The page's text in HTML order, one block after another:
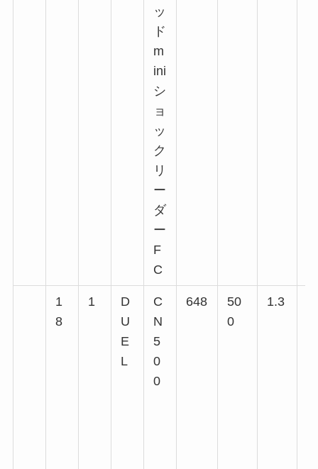
ッ
ド
m
ini
シ
ョ
ッ
ク
リ
ー
ダ
ー
F
C
1
8
1
D
U
E
L
C
N
5
0
0
648
50
0
1.3